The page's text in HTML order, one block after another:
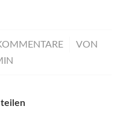
/
VON
teilen